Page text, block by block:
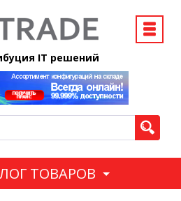
IT решений
ТОВАРОВ